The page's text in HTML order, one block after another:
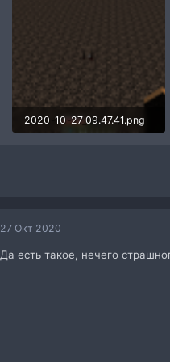
2020-10-27_09.47.41.png
27 Окт 2020
Да есть такое, нечего